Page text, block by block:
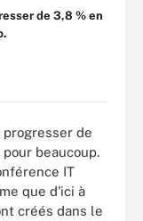
de 3,8 % en
progresser de
beaucoup.
IT
que d'ici à
créés dans le